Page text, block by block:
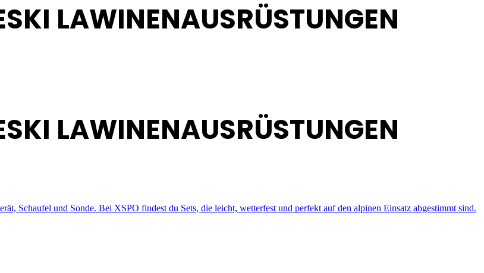
LAWINENAUSRÜSTUNGEN
LAWINENAUSRÜSTUNGEN
Schaufel und Sonde. Bei XSPO findest du Sets, die leicht, wetterfest und perfekt auf den alpinen Einsatz abgestimmt sind.